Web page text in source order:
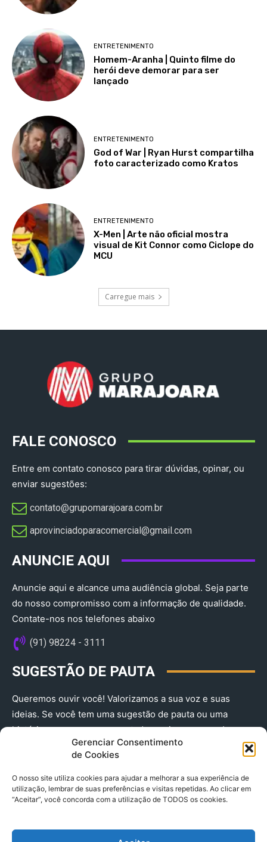
Gerenciar Consentimento
de Cookies
O nosso site utiliza cookies para ajudar a melhorar a sua experiência de
utilização, lembrar de suas preferências e visitas repetidas. Ao clicar em
“Aceitar”, você concorda com a utilização de TODOS os cookies.
ENTRETENIMENTO
Homem-Aranha | Quinto filme do
herói deve demorar para ser
lançado
ENTRETENIMENTO
God of War | Ryan Hurst compartilha
foto caracterizado como Kratos
ENTRETENIMENTO
X-Men | Arte não oficial mostra
visual de Kit Connor como Ciclope do
MCU
Carregue mais
FALE CONOSCO
Entre em contato conosco para tirar dúvidas, opinar, ou
enviar sugestões:
contato@grupomarajoara.com.br
aprovinciadoparacomercial@gmail.com​
ANUNCIE AQUI
Anuncie aqui e alcance uma audiência global. Seja parte
do nosso compromisso com a informação de qualidade.
Contate-nos nos telefones abaixo
(91) 98224 - 3111
SUGESTÃO DE PAUTA
Queremos ouvir você! Valorizamos a sua voz e suas
ideias. Se você tem uma sugestão de pauta ou uma
história que merece ser contada, envie-nos agora!
(91) 98224 - 3111